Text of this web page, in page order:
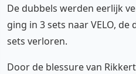
De dubbels werden eerlijk
ging in 3 sets naar VELO,
sets verloren.
Door de blessure van